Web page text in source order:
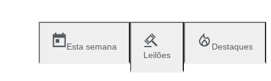
Esta semana
Leilões
Destaques